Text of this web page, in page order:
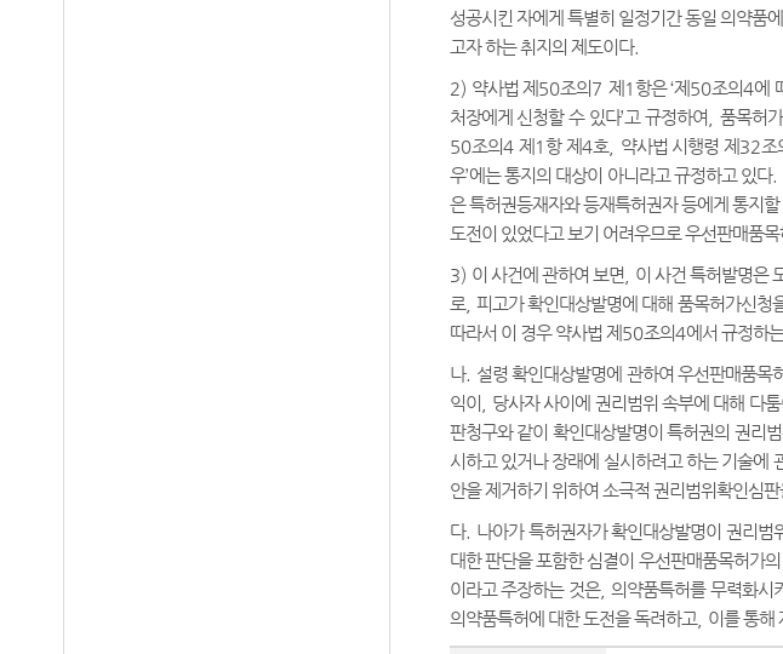
성공시킨 자에게 특별히 일정기간 동일 의약품
고자 하는 취지의 제도이다.
2) 약사법 제 50조의7 제 1항은‘제 50조의4에
처장에게 신청할 수 있다’고 규정하여 품목허
50조의4제 1항 제 4호, 약사법 시행령 제 32조
우’에는 통지의 대상이 아니라고 규정하고 있다.
은 특허권등재자와 등재특허권자 등에게 통지
도전이 있었다고 보기 어려우므로 우선판매품
3) 이 사건에 관하여 보면 이 사건 특허발명은
로 피고가 확인대상발명에 대해 품목허가신청
따라서 이 경우 약사법 제 50조의4에서 규정하
나. 설령 확인대상발명에 관하여 우선판매품목
익이
당사자 사이에 권리범위 속부에 대해 다
판청구와 같이 확인대상발명이 특허권의 권리
시하고 있거나 장래에 실시하려고 하는 기술에
안을 제거하기 위하여 소극적 권리범위확인심
다. 나아가 특허권자가 확인대상발명이 권리
대한 판단을 포함한 심결이 우선판매품목허가
이라고 주장하는 것은,의약품특허를 무력화시
의약품특허에 대한 도전을 독려하고
이를 통해